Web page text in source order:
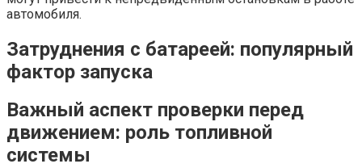
автомобиля.
Затруднения с батареей: популярный
фактор запуска
Важный аспект проверки перед
движением: роль топливной
системы